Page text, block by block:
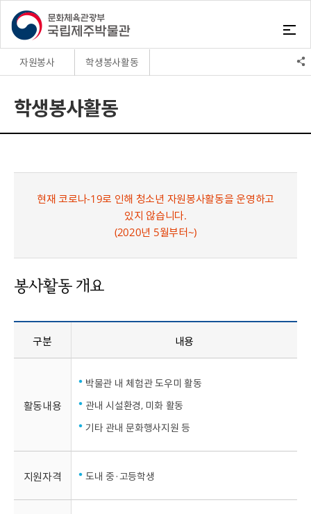
학생봉사활동
자원봉사
자원봉사
정보공개
학생봉사활동
현재 코로나-19로 인해 청소년 자원봉사활동을 운영하고
있지 않습니다.
(2020년 5월부터~)
봉사활동 개요
구분 내용
활동내용
박물관 내 체험관 도우미 활동
관내 시설환경, 미화 활동
기타 관내 문화행사지원 등
지원자격 도내 중·고등학생